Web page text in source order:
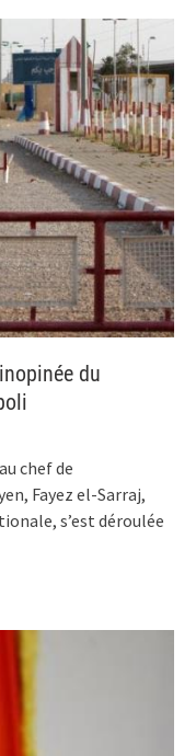
du
chef de
Fayez el-Sarraj,
s’est déroulée